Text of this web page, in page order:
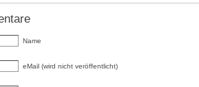
Name
eMail (wird nicht veröffentlicht)